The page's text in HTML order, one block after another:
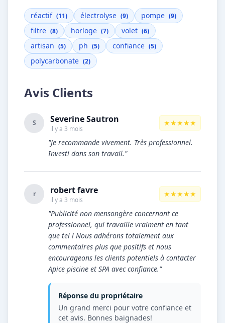
réactif (11) électrolyse (9) pompe (9)
filtre (8) horloge (7) volet (6)
artisan (5) ph (5) confiance (5)
polycarbonate (2)
Avis Clients
S Severine Sautron
il y a 3 mois
★★★★★
"Je recommande vivement. Très professionnel.
Investi dans son travail."
r robert favre
il y a 3 mois
★★★★★
"Publicité non mensongère concernant ce
professionnel, qui travaille vraiment en tant
que tel ! Nous adhérons totalement aux
commentaires plus que positifs et nous
encourageons les clients potentiels à contacter
Apice piscine et SPA avec confiance."
Réponse du propriétaire
Un grand merci pour votre confiance et
cet avis. Bonnes baignades!